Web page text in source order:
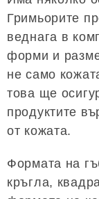
Гримьорите
веднага в
форми и
не само
това ще
продуктите
от кожата.
Формата на
кръгла,